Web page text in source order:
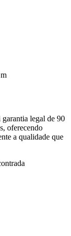
garantia legal de 90
oferecendo
a qualidade que